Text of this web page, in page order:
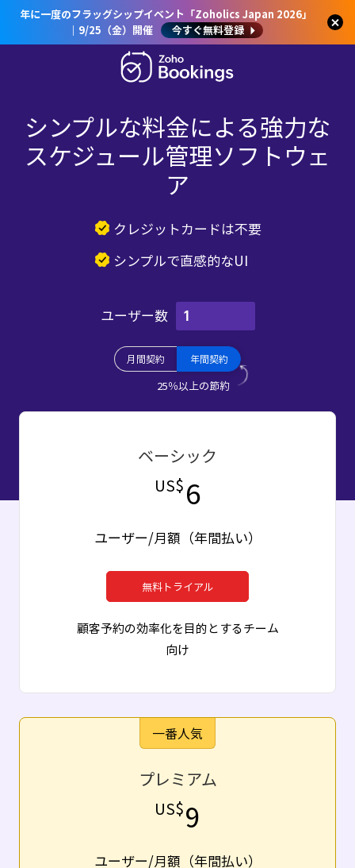
年に一度のフラッグシップイベント「Zoholics Japan 2026」
｜9/25（金）開催
今すぐ無料登録
シンプルな料金による強力な
スケジュール管理ソフトウェ
ア
クレジットカードは不要
シンプルで直感的なUI
ユーザー数
月間契約 年間契約
25％以上の節約
ベーシック
US$6
ユーザー/月額（年間払い）
無料トライアル
顧客予約の効率化を目的とするチーム
向け
一番人気
プレミアム
US$9
ユーザー/月額（年間払い）